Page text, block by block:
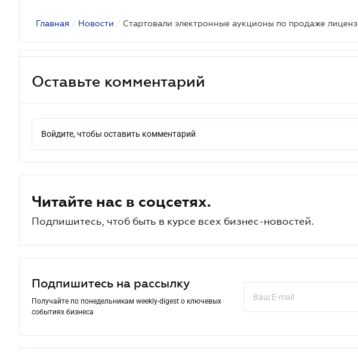
Главная / Новости /
Оставьте комментарий
Войдите, чтобы оставить комментарий
Читайте нас в соцсетях.
Подпишитесь, чтоб быть в курсе всех бизнес-новостей.
Подпишитесь на рассылку
Получайте по понедельникам weekly-digest о ключевых
событиях бизнеса